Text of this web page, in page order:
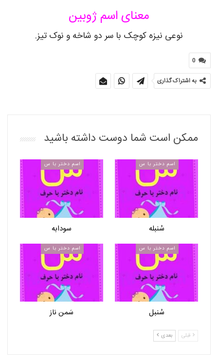
معنای اسمژوبین
نوعی نیزه کوچک با سر دو شاخه و نوک تیز.
0
به اشتراک گذاری
ممکن است شما دوست داشته باشید
اسم دختر با س
سُنبله
اسم دختر با س
سودابه
اسم دختر با س
سُنبل
اسم دختر با س
سَمن ناز
قبلی بعدی